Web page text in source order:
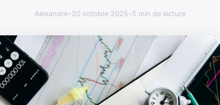
Alexandre•20 octobre 2025•5 min de lecture